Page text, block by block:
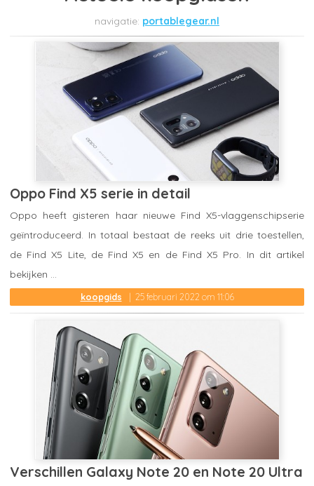
portablegear.nl
Oppo Find X5 serie in detail
koopgids 25 februari 2022 om 11:06
Oppo heeft gisteren haar nieuwe Find X5-vlaggenschipserie
geïntroduceerd. In totaal bestaat de reeks uit drie toestellen,
de Find X5 Lite, de Find X5 en de Find X5 Pro. In dit artikel
bekijken ...
Verschillen Galaxy Note 20 en Note 20 Ultra